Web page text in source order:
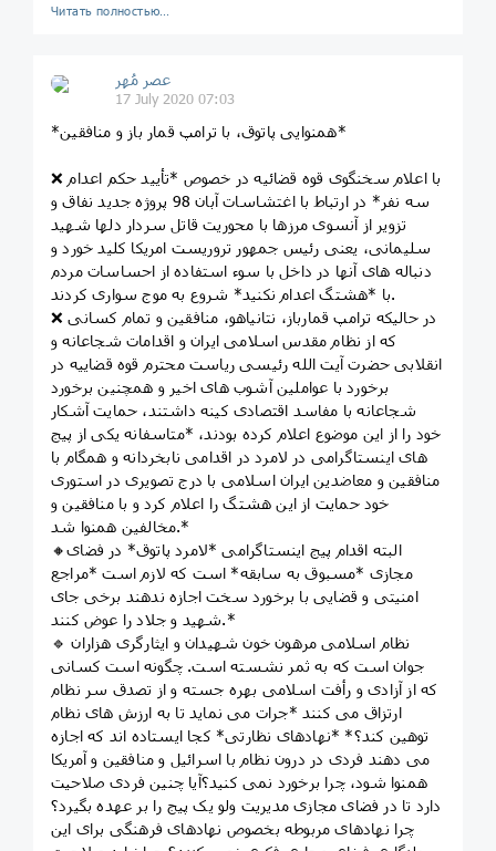
Читать полностью…
عصر مُهر
17 July 2020 07:03
*همنوایی پاتوق، با ترامپ قمار باز و منافقین*
❌ با اعلام سخنگوی قوه قضائیه در خصوص *تأیید حکم اعدام
سه نفر* در ارتباط با اغتشاسات آبان 98 پروژه جدید نفاق و
تزویر از آنسوی مرزها با محوریت قاتل سردار دلها شهید
سلیمانی، یعنی رئیس جمهور تروریست امریکا کلید خورد و
دنباله های آنها در داخل با سوء استفاده از احساسات مردم
با *هشتگ اعدام نکنید* شروع به موج سواری کردند.
❌ در حالیکه ترامپ قمارباز، نتانیاهو، منافقین و تمام کسانی
که از نظام مقدس اسلامی ایران و اقدامات شجاعانه و
انقلابی حضرت آیت الله رئیسی ریاست محترم قوه قضاییه در
برخورد با عواملین آشوب های اخیر و همچنین برخورد
شجاعانه با مفاسد اقتصادی کینه داشتند، حمایت آشکار
خود را از این موضوع اعلام کرده بودند، *متاسفانه یکی از پیج
های اینستاگرامی در لامرد در اقدامی نابخردانه و همگام با
منافقین و معاضدین ایران اسلامی با درج تصویری در استوری
خود حمایت از این هشتگ را اعلام کرد و با منافقین و
مخالفین همنوا شد.*
🔸البته اقدام پیج اینستاگرامی *لامرد پاتوق* در فضای
مجازی *مسبوق به سابقه* است که لازم است *مراجع
امنیتی و قضایی با برخورد سخت اجازه ندهند برخی جای
شهید و جلاد را عوض کنند.*
🔹 نظام اسلامی مرهون خون شهیدان و ایثارگری هزاران
جوان است که به ثمر نشسته است. چگونه است کسانی
که از آزادی و رأفت اسلامی بهره جسته و از تصدق سر نظام
ارتزاق می کنند *جرات می نماید تا به ارزش های نظام
توهین کند؟* *نهادهای نظارتی* کجا ایستاده اند که اجازه
می دهند فردی در درون نظام با اسرائیل و منافقین و آمریکا
همنوا شود، چرا برخورد نمی کنید؟آیا چنین فردی صلاحیت
دارد تا در فضای مجازی مدیریت ولو یک پیج را بر عهده بگیرد؟
چرا نهادهای مربوطه بخصوص نهادهای فرهنگی برای این